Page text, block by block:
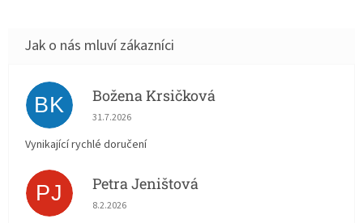
BK Božena Krsičková
Hodnocení obchodu je 5 z 5 hvězdiček.
31.7.2026
Vynikající rychlé doručení
PJ Petra Jeništová
Hodnocení obchodu je 5 z 5 hvězdiček.
8.2.2026